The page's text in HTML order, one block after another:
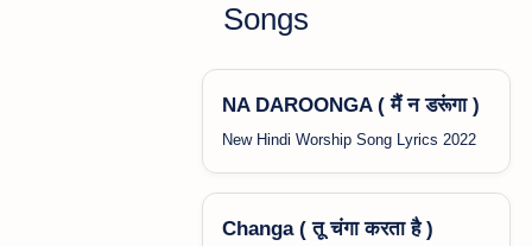
Songs
NA DAROONGA ( मैं न डरूंगा )
New Hindi Worship Song Lyrics 2022
Changa ( तू चंगा करता है )